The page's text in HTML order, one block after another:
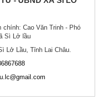
chính: Cao Văn Trinh - Phó
Sì Lở lầu
Lở Lầu, Tỉnh Lai Châu.